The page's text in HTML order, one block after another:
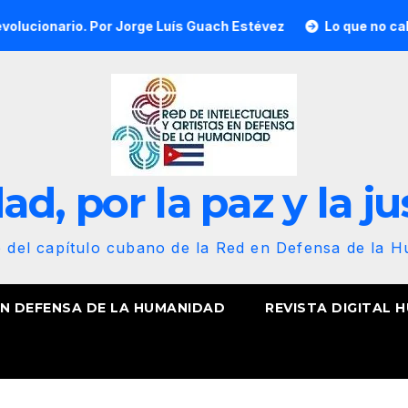
Por Jorge Luís Guach Estévez Lo que no calcularon,
por la paz y la
del capítulo cubano de la Red en Defensa de la
DEFENSA DE LA HUMANIDAD REVISTA DIGITAL